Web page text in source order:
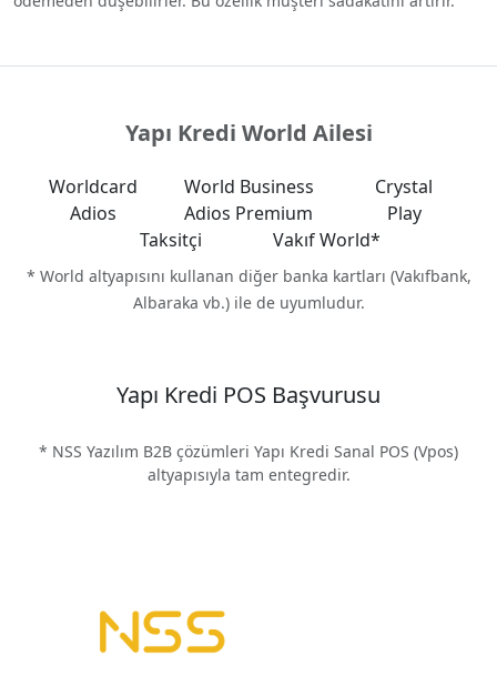
Yapı Kredi World Ailesi
Worldcard World Business
Crystal
Adios
Adios Premium
Play
Taksitçi
Vakıf World*
* World altyapısını kullanan diğer banka kartları (Vakıfbank,
Albaraka vb.) ile de uyumludur.
Yapı Kredi POS Başvurusu
* NSS Yazılım B2B çözümleri Yapı Kredi Sanal POS (Vpos)
altyapısıyla tam entegredir.